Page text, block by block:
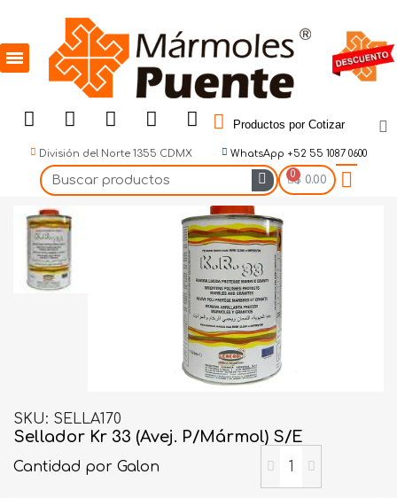
Productos por Cotizar
División del Norte 1355 CDMX WhatsApp +52 55 1087 0600
$ 0.00
SKU SELLA170
Sellador Kr 33 (Avej. P/Mármol) S/E
Cantidad por Galon